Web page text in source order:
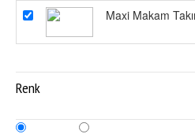
Maxi Makam
Renk